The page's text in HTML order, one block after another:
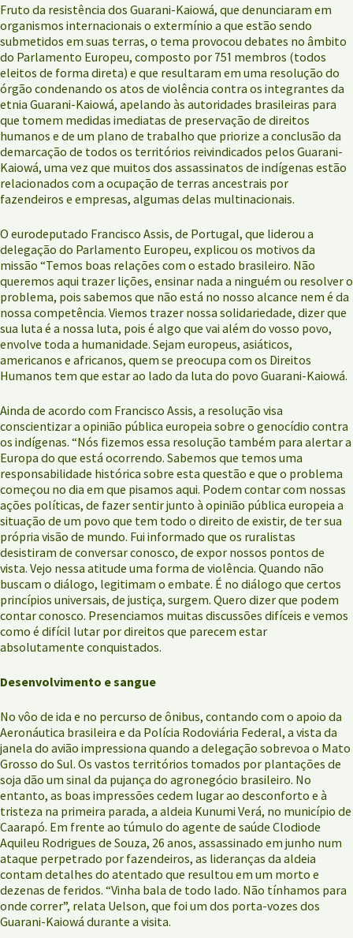
Fruto da resistência dos Guarani-Kaiowá, que denunciaram em
organismos internacionais o extermínio a que estão sendo
submetidos em suas terras, o tema provocou debates no âmbito
do Parlamento Europeu, composto por 751 membros (todos
eleitos de forma direta) e que resultaram em uma resolução do
órgão condenando os atos de violência contra os integrantes da
etnia Guarani-Kaiowá, apelando às autoridades brasileiras para
que tomem medidas imediatas de preservação de direitos
humanos e de um plano de trabalho que priorize a conclusão da
demarcação de todos os territórios reivindicados pelos Guarani-
Kaiowá, uma vez que muitos dos assassinatos de indígenas estão
relacionados com a ocupação de terras ancestrais por
fazendeiros e empresas, algumas delas multinacionais.
O eurodeputado Francisco Assis, de Portugal, que liderou a
delegação do Parlamento Europeu, explicou os motivos da
missão “Temos boas relações com o estado brasileiro. Não
queremos aqui trazer lições, ensinar nada a ninguém ou resolver o
problema, pois sabemos que não está no nosso alcance nem é da
nossa competência. Viemos trazer nossa solidariedade, dizer que
sua luta é a nossa luta, pois é algo que vai além do vosso povo,
envolve toda a humanidade. Sejam europeus, asiáticos,
americanos e africanos, quem se preocupa com os Direitos
Humanos tem que estar ao lado da luta do povo Guarani-Kaiowá.
Ainda de acordo com Francisco Assis, a resolução visa
conscientizar a opinião pública europeia sobre o genocídio contra
os indígenas. “Nós fizemos essa resolução também para alertar a
Europa do que está ocorrendo. Sabemos que temos uma
responsabilidade histórica sobre esta questão e que o problema
começou no dia em que pisamos aqui. Podem contar com nossas
ações políticas, de fazer sentir junto à opinião pública europeia a
situação de um povo que tem todo o direito de existir, de ter sua
própria visão de mundo. Fui informado que os ruralistas
desistiram de conversar conosco, de expor nossos pontos de
vista. Vejo nessa atitude uma forma de violência. Quando não
buscam o diálogo, legitimam o embate. É no diálogo que certos
princípios universais, de justiça, surgem. Quero dizer que podem
contar conosco. Presenciamos muitas discussões difíceis e vemos
como é difícil lutar por direitos que parecem estar
absolutamente conquistados.
Desenvolvimento e sangue
No vôo de ida e no percurso de ônibus, contando com o apoio da
Aeronáutica brasileira e da Polícia Rodoviária Federal, a vista da
janela do avião impressiona quando a delegação sobrevoa o Mato
Grosso do Sul. Os vastos territórios tomados por plantações de
soja dão um sinal da pujança do agronegócio brasileiro. No
entanto, as boas impressões cedem lugar ao desconforto e à
tristeza na primeira parada, a aldeia Kunumi Verá, no município de
Caarapó. Em frente ao túmulo do agente de saúde Clodiode
Aquileu Rodrigues de Souza, 26 anos, assassinado em junho num
ataque perpetrado por fazendeiros, as lideranças da aldeia
contam detalhes do atentado que resultou em um morto e
dezenas de feridos. “Vinha bala de todo lado. Não tínhamos para
onde correr”, relata Uelson, que foi um dos porta-vozes dos
Guarani-Kaiowá durante a visita.